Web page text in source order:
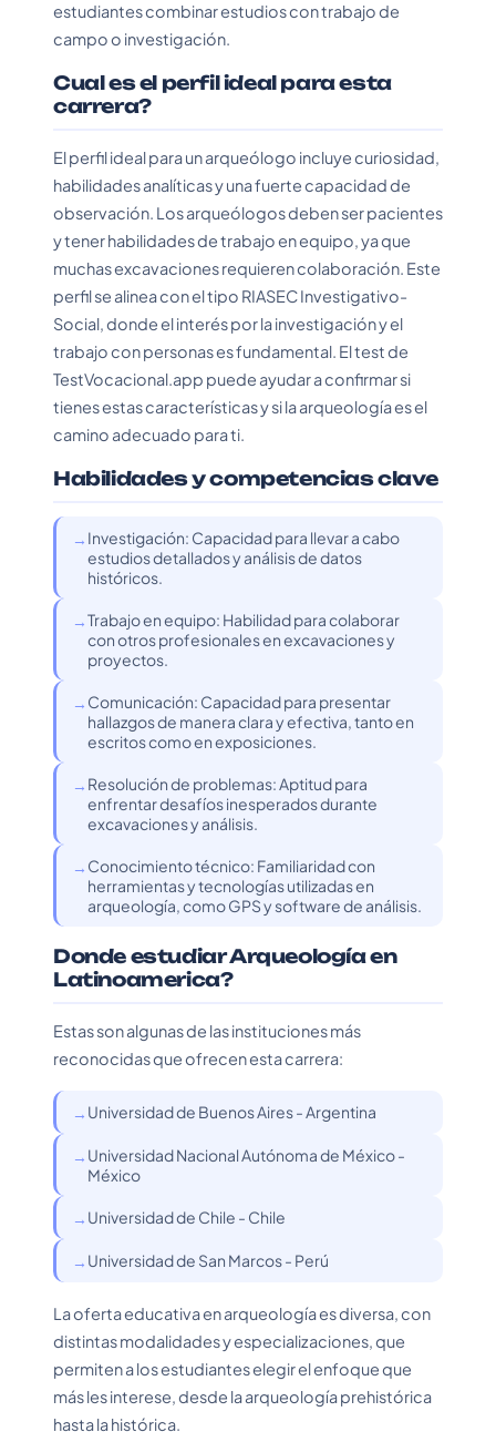
estudiantes combinar estudios con trabajo de
campo o investigación.
Cual es el perfil ideal para esta
carrera?
El perfil ideal para un arqueólogo incluye curiosidad,
habilidades analíticas y una fuerte capacidad de
observación. Los arqueólogos deben ser pacientes
y tener habilidades de trabajo en equipo, ya que
muchas excavaciones requieren colaboración. Este
perfil se alinea con el tipo RIASEC Investigativo-
Social, donde el interés por la investigación y el
trabajo con personas es fundamental. El test de
TestVocacional.app puede ayudar a confirmar si
tienes estas características y si la arqueología es el
camino adecuado para ti.
Habilidades y competencias clave
Investigación: Capacidad para llevar a cabo
estudios detallados y análisis de datos
históricos.
Trabajo en equipo: Habilidad para colaborar
con otros profesionales en excavaciones y
proyectos.
Comunicación: Capacidad para presentar
hallazgos de manera clara y efectiva, tanto en
escritos como en exposiciones.
Resolución de problemas: Aptitud para
enfrentar desafíos inesperados durante
excavaciones y análisis.
Conocimiento técnico: Familiaridad con
herramientas y tecnologías utilizadas en
arqueología, como GPS y software de análisis.
Donde estudiar Arqueología en
Latinoamerica?
Estas son algunas de las instituciones más
reconocidas que ofrecen esta carrera:
Universidad de Buenos Aires - Argentina
Universidad Nacional Autónoma de México -
México
Universidad de Chile - Chile
Universidad de San Marcos - Perú
La oferta educativa en arqueología es diversa, con
distintas modalidades y especializaciones, que
permiten a los estudiantes elegir el enfoque que
más les interese, desde la arqueología prehistórica
hasta la histórica.